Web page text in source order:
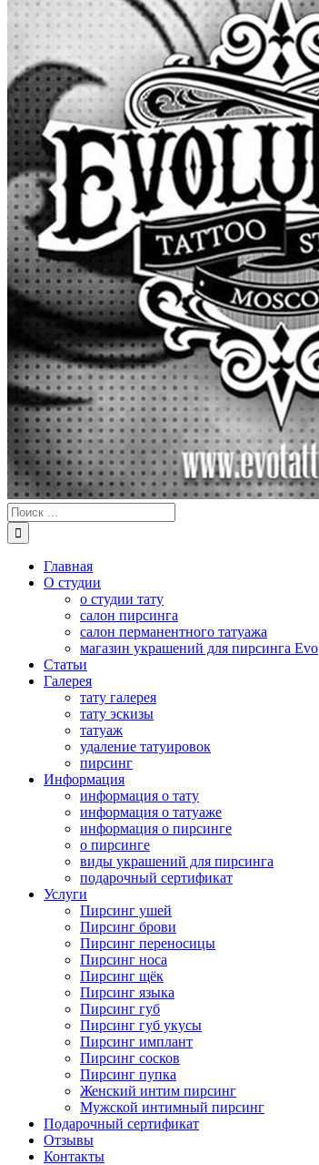
Результат
поиска:
Главная
О студии
о студии тату
салон пирсинга
салон перманентного татуажа
магазин украшений для пирсинга Evo
Статьи
Галерея
тату галерея
тату эскизы
татуаж
удаление татуировок
пирсинг
Информация
информация о тату
информация о татуаже
информация о пирсинге
о пирсинге
виды украшений для пирсинга
подарочный сертификат
Услуги
Пирсинг ушей
Пирсинг брови
Пирсинг переносицы
Пирсинг носа
Пирсинг щёк
Пирсинг языка
Пирсинг губ
Пирсинг губ укусы
Пирсинг имплант
Пирсинг сосков
Пирсинг пупка
Женский интим пирсинг
Мужской интимный пирсинг
Подарочный сертификат
Отзывы
Контакты